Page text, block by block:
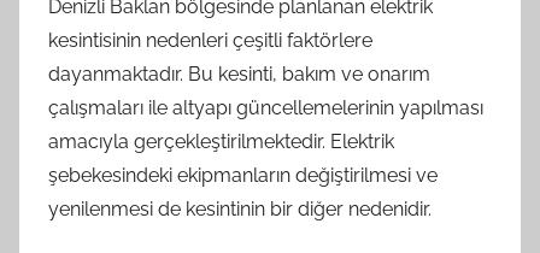
Denizli Baklan bölgesinde planlanan elektrik
kesintisinin nedenleri çeşitli faktörlere
dayanmaktadır. Bu kesinti, bakım ve onarım
çalışmaları ile altyapı güncellemelerinin yapılması
amacıyla gerçekleştirilmektedir. Elektrik
şebekesindeki ekipmanların değiştirilmesi ve
yenilenmesi de kesintinin bir diğer nedenidir.